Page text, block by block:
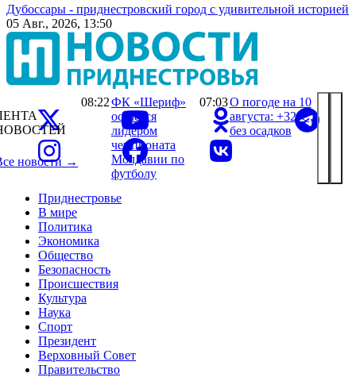
Дубоссары - приднестровский город с удивительной историей
05 Авг., 2026, 13:50
Приднестровье
В мире
Политика
Экономика
Общество
Безопасность
Происшествия
Культура
Наука
Спорт
Президент
Верховный Совет
Правительство
новости →
08:22ФК «Шериф»
остается
лидером
чемпионата
Молдавии по
футболу
07:03О погоде на 10
августа: +32°С,
без осадков